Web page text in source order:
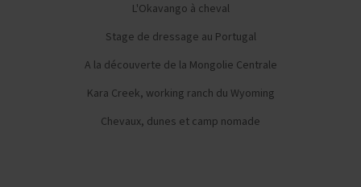
L'Okavango à cheval
Stage de dressage au Portugal
A la découverte de la Mongolie Centrale
Kara Creek, working ranch du Wyoming
Chevaux, dunes et camp nomade